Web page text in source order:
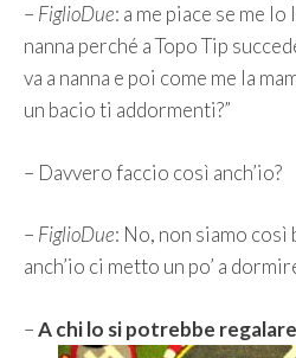
– FiglioDue: a me piace se me
nanna perché a Topo Tip
va a nanna e poi come me la
un bacio ti addormenti?”
– Davvero faccio così anch’io?
– FiglioDue: No, non siamo
anch’io ci metto un po’ a
–A chi lo si potrebbe